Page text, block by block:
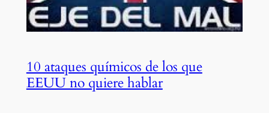
10 ataques químicos de los que
EEUU no quiere hablar